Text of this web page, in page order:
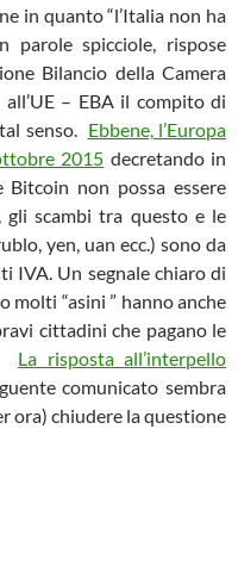
in quanto “l’Italia non ha
parole spicciole, rispose
Bilancio della Camera
– EBA il compito di
senso. Ebbene, l’Europa
2015 decretando in
Bitcoin non possa essere
gli scambi tra questo e le
yen, uan ecc.) sono da
IVA. Un segnale chiaro di
“asini ” hanno anche
cittadini che pagano le
La risposta all’interpello
comunicato sembra
ora) chiudere la questione